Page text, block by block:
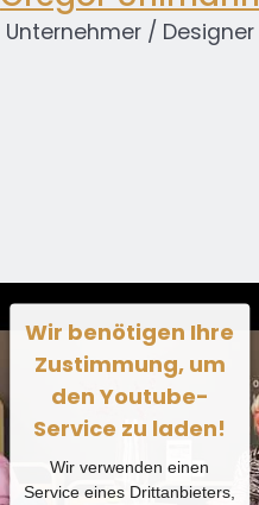
Unternehmer / Designer
Wir benötigen Ihre
Zustimmung, um
den Youtube-
Service zu laden!
Wir verwenden einen
Service eines Drittanbieters,